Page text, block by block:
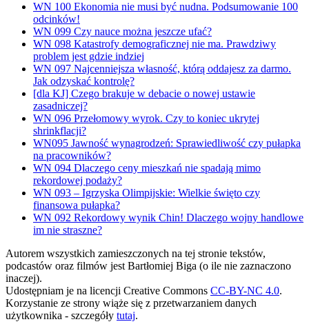
WN 100 Ekonomia nie musi być nudna. Podsumowanie 100
odcinków!
WN 099 Czy nauce można jeszcze ufać?
WN 098 Katastrofy demograficznej nie ma. Prawdziwy
problem jest gdzie indziej
WN 097 Najcenniejsza własność, którą oddajesz za darmo.
Jak odzyskać kontrolę?
[dla KJ] Czego brakuje w debacie o nowej ustawie
zasadniczej?
WN 096 Przełomowy wyrok. Czy to koniec ukrytej
shrinkflacji?
WN095 Jawność wynagrodzeń: Sprawiedliwość czy pułapka
na pracowników?
WN 094 Dlaczego ceny mieszkań nie spadają mimo
rekordowej podaży?
WN 093 – Igrzyska Olimpijskie: Wielkie święto czy
finansowa pułapka?
WN 092 Rekordowy wynik Chin! Dlaczego wojny handlowe
im nie straszne?
Autorem wszystkich zamieszczonych na tej stronie tekstów,
podcastów oraz filmów jest Bartłomiej Biga (o ile nie zaznaczono
inaczej).
Udostępniam je na licencji Creative Commons CC-BY-NC 4.0.
Korzystanie ze strony wiąże się z przetwarzaniem danych
użytkownika - szczegóły tutaj.